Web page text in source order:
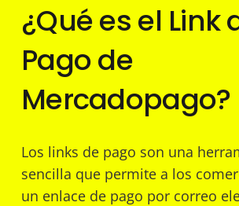
¿Qué es el Link
Pago de
Mercadopago?
Los links de pago son una
sencilla que permite a los
un enlace de pago por correo